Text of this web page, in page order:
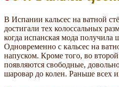
В Испании кальсес на ватной
достигали тех колоссальных
когда испанская мода получила
Одновременно с кальсес на
напуском. Кроме того, во
появляются свободные,
шаровар до колен. Раньше всех